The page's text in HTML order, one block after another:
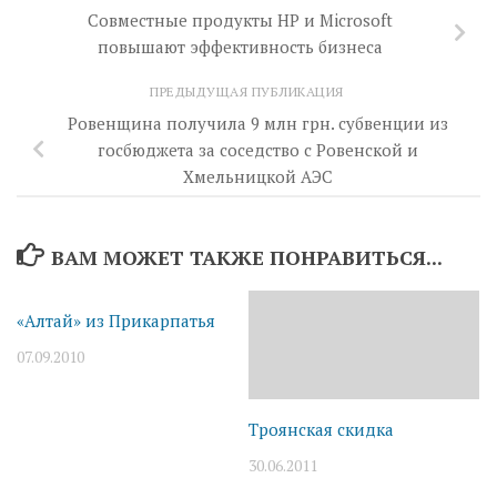
Совместные продукты HP и Microsoft
повышают эффективность бизнеса
ПРЕДЫДУЩАЯ ПУБЛИКАЦИЯ
Ровенщина получила 9 млн грн. субвенции из
госбюджета за соседство с Ровенской и
Хмельницкой АЭС
ВАМ МОЖЕТ ТАКЖЕ ПОНРАВИТЬСЯ...
«Алтай» из Прикарпатья
07.09.2010
Троянская скидка
30.06.2011